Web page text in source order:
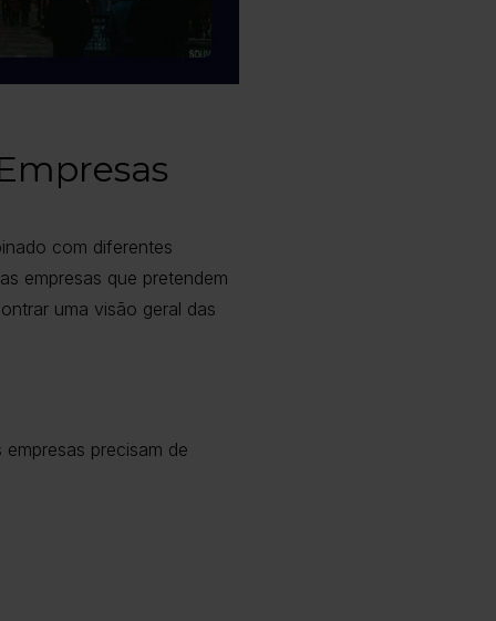
com diferentes
empresas que pretendem
uma visão geral das
precisam de